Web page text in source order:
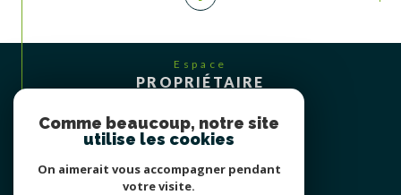
Espace
PROPRIÉTAIRE
Comme beaucoup, notre site
utilise les cookies
On aimerait vous accompagner pendant
votre visite.